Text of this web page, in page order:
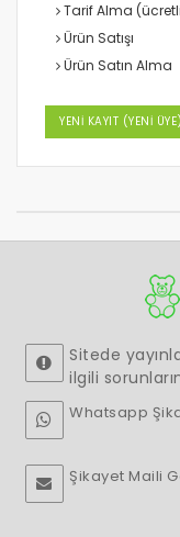
Tarif Alma
Ürün Satışı
Ürün Satın Alma
YENİ KAYIT (YENİ ÜYE)
Sitede
ilgili
Whatsapp
Şikayet Maili